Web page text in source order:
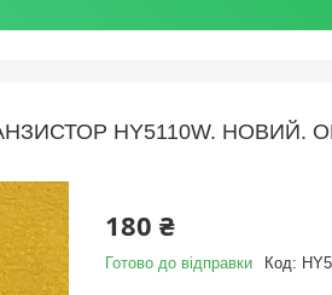
HY5110W. НОВИЙ.
180 ₴
Готово до відправки Код: